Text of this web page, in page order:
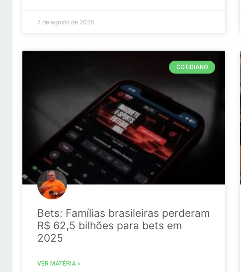
7 de agosto de 2026
COTIDIANO
Bets: Famílias brasileiras perderam
R$ 62,5 bilhões para bets em
2025
VER MATÉRIA »